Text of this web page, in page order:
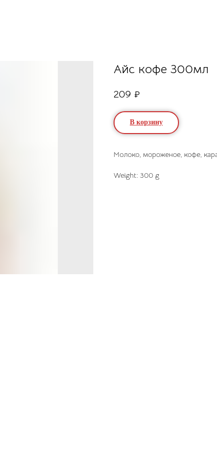
Айс кофе 300мл
209 ₽
В корзину
Молоко, мороженое, кофе,
Weight: 300 g